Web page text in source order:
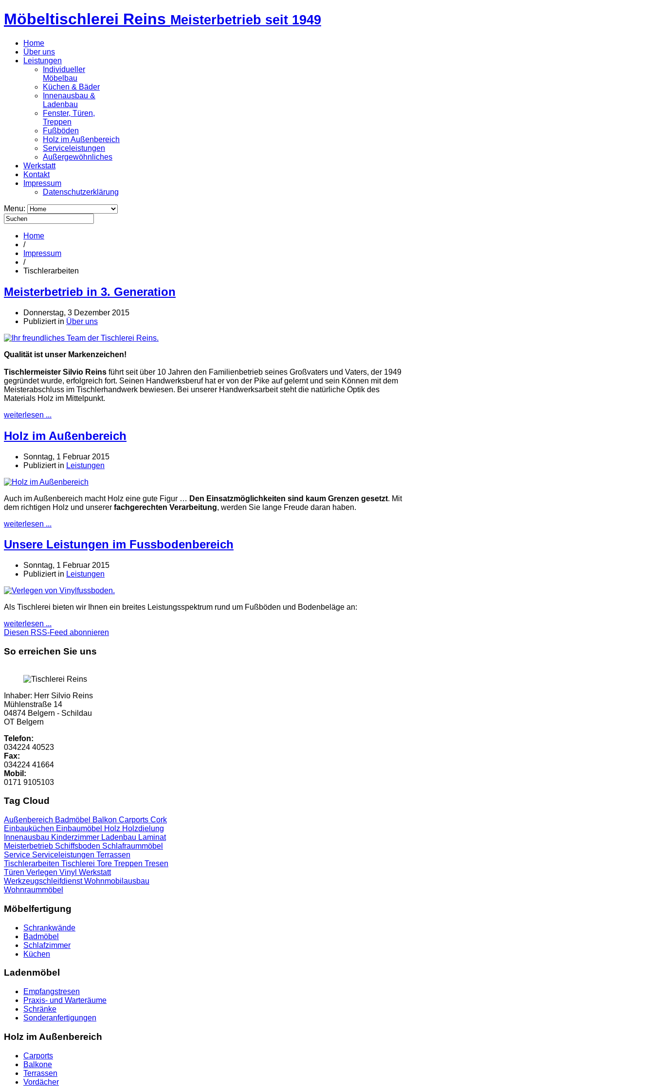
Möbeltischlerei Reins Meisterbetrieb seit 1949
Home
Über uns
Leistungen
Individueller
Möbelbau
Küchen & Bäder
Innenausbau &
Ladenbau
Fenster, Türen,
Treppen
Fußböden
Holz im Außenbereich
Serviceleistungen
Außergewöhnliches
Werkstatt
Kontakt
Impressum
Datenschutzerklärung
Menu:
Home
/
Impressum
/
Tischlerarbeiten
Meisterbetrieb in 3. Generation
Donnerstag, 3 Dezember 2015
Publiziert in Über uns
Qualität ist unser Markenzeichen!
Tischlermeister Silvio Reins führt seit über 10 Jahren den Familienbetrieb seines Großvaters und Vaters, der 1949
gegründet wurde, erfolgreich fort. Seinen Handwerksberuf hat er von der Pike auf gelernt und sein Können mit dem
Meisterabschluss im Tischlerhandwerk bewiesen. Bei unserer Handwerksarbeit steht die natürliche Optik des
Materials Holz im Mittelpunkt.
weiterlesen ...
Holz im Außenbereich
Sonntag, 1 Februar 2015
Publiziert in Leistungen
Auch im Außenbereich macht Holz eine gute Figur … Den Einsatzmöglichkeiten sind kaum Grenzen gesetzt. Mit
dem richtigen Holz und unserer fachgerechten Verarbeitung, werden Sie lange Freude daran haben.
weiterlesen ...
Unsere Leistungen im Fussbodenbereich
Sonntag, 1 Februar 2015
Publiziert in Leistungen
Als Tischlerei bieten wir Ihnen ein breites Leistungsspektrum rund um Fußböden und Bodenbeläge an:
weiterlesen ...
Diesen RSS-Feed abonnieren
So erreichen Sie uns
Inhaber: Herr Silvio Reins
Mühlenstraße 14
04874 Belgern - Schildau
OT Belgern
Telefon:
034224 40523
Fax:
034224 41664
Mobil:
0171 9105103
Tag Cloud
Außenbereich Badmöbel Balkon Carports Cork
Einbauküchen Einbaumöbel Holz Holzdielung
Innenausbau Kinderzimmer Ladenbau Laminat
Meisterbetrieb Schiffsboden Schlafraummöbel
Service Serviceleistungen Terrassen
Tischlerarbeiten Tischlerei Tore Treppen Tresen
Türen Verlegen Vinyl Werkstatt
WerkzeugschleifdienstWohnmobilausbau
Wohnraummöbel
Möbelfertigung
Schrankwände
Badmöbel
Schlafzimmer
Küchen
Ladenmöbel
Empfangstresen
Praxis- und Warteräume
Schränke
Sonderanfertigungen
Holz im Außenbereich
Carports
Balkone
Terrassen
Vordächer